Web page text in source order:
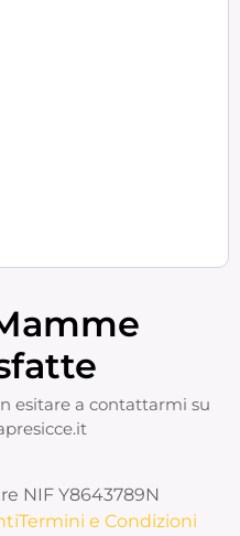
esitare a contattarmi su
NIF Y8643789N
Termini e Condizioni